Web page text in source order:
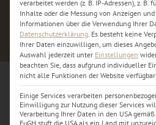
Handy & iPhone
Dortmund 404 Seite
verarbeitet werden (z. B. IP-Adressen), z. B.
Inhalte oder die Messung von Anzeigen
Informationen über die Verwendung Ihrer
Datenschutzerklärung. Es besteht keine
Ihrer Daten einzuwilligen, um dieses
Auswahl jederzeit unter Einstellungen
beachten Sie, dass aufgrund individueller
nicht alle Funktionen der Website
Einige Services verarbeiten
Einwilligung zur Nutzung dieser Services
Verarbeitung Ihrer Daten in den USA
EuGH stuft die USA als ein Land mit